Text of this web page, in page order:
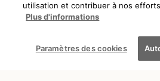
OÙ PARTIR ?
Hawaii VS
utilisation et contribuer à nos
Plus d'informations
Paramètres des cookies